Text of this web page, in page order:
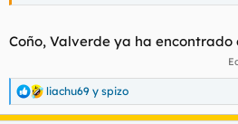
Coño, Valverde ya ha encontrado
R
e
liachu69 y spizo